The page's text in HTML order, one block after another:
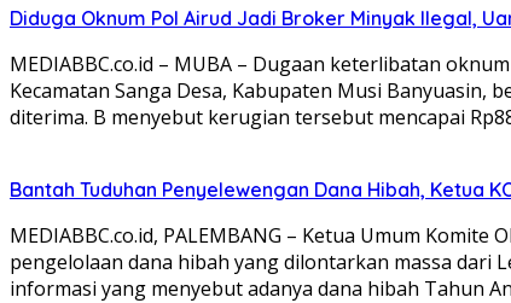
Diduga Oknum Pol Airud Jadi Broker Minyak Ilegal,
MEDIABBC.co.id – MUBA – Dugaan keterlibatan
Kecamatan Sanga Desa, Kabupaten Musi
diterima. B menyebut kerugian tersebut mencapai
Bantah Tuduhan Penyelewengan Dana Hibah, Ketua
MEDIABBC.co.id, PALEMBANG – Ketua Umum
pengelolaan dana hibah yang dilontarkan massa dari
informasi yang menyebut adanya dana hibah Tahun